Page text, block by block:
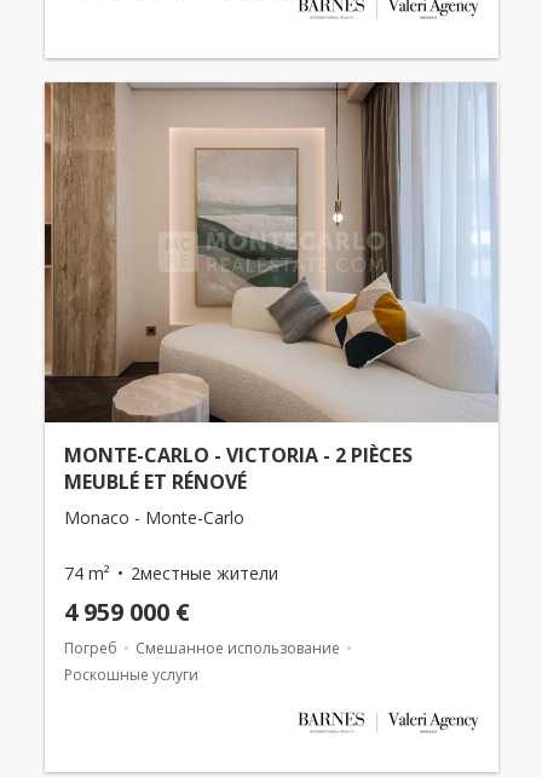
MONTE-CARLO - VICTORIA - 2 PIÈCES
MEUBLÉ ET RÉNOVÉ
Monaco - Monte-Carlo
74 m² 2местные жители
4 959 000 €
Погреб
Смешанное использование
Роскошные услуги